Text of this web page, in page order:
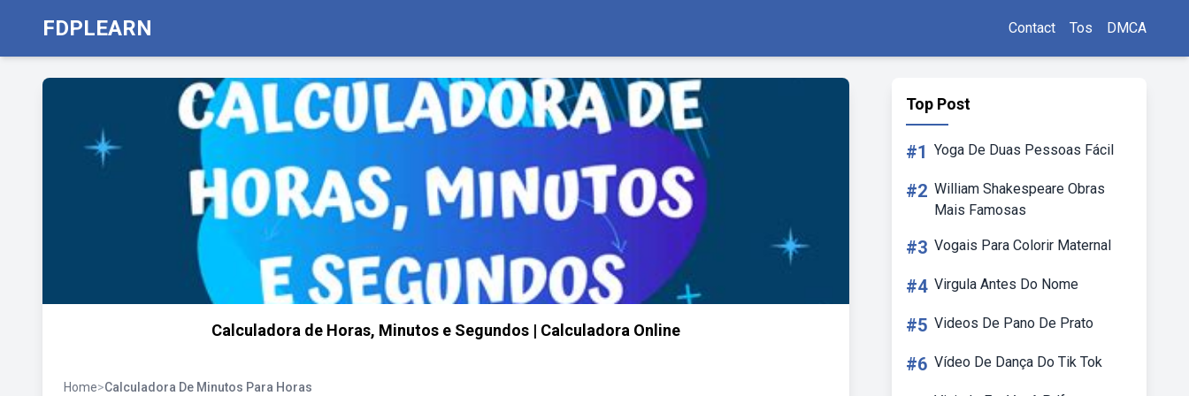
FDPLEARN Contact Tos DMCA
Calculadora de Horas, Minutos e Segundos | Calculadora Online
Home>Calculadora De Minutos Para Horas
Top Post
#1 Yoga De Duas Pessoas Fácil
#2 William Shakespeare Obras
Mais Famosas
#3 Vogais Para Colorir Maternal
#4 Virgula Antes Do Nome
#5 Videos De Pano De Prato
#6 Vídeo De Dança Do Tik Tok